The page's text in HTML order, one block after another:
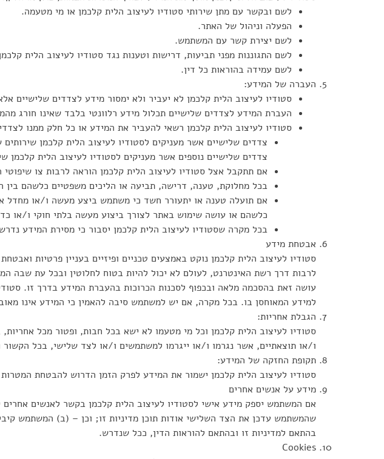
לשם ובקשר עם מתן שירותי סטודיו לעיצוב הלית קלכמן או מי מטעמה.
הפעלה וניהול של האתר.
לשם יצירת קשר עם המשתמש.
לשם התגוננות מפני תביעות, דרישות וטענות נגד סטודיו לעיצוב הלית
לשם עמידה בהוראות כל דין.
העברה של המידע:
סטודיו לעיצוב הלית קלכמן לא יעביר ולא ימסור מידע לצדדים שלישיים
העברת המידע לצדדים שלישיים תכלול מידע רלוונטי בלבד שאינו חורג
סטודיו לעיצוב הלית קלכמן רשאי להעביר את המידע או כל חלק ממנו
צדדים שלישיים אשר מעניקים לסטודיו לעיצוב הלית קלכמן שירותים
צדדים שלישיים נוספים אשר מעניקים לסטודיו לעיצוב הלית קלכמן
אם תתקבל אצל סטודיו לעיצוב הלית קלכמן הוראה לרבות צו
בכל מחלוקת, טענה, דרישה, תביעה או הליכים משפטיים כלשהם בין
אם תועלה טענה או יתעורר חשד כי משתמש ביצע מעשה ו/או מחדל
כלשהם או עושה שימוש באתר לצורך ביצוע מעשה בלתי חוקי ו/או
בכל מקרה שסטודיו לעיצוב הלית קלכמן יסבור כי מסירת המידע
אבטחת מידע
סטודיו לעיצוב הלית קלכמן נוקט באמצעים טכניים ופיזיים בעניין פרטיות
לרבות דרך רשת האינטרנט, לעולם לא יכול להיות בטוח לחלוטין ובכל עת
עושה זאת בהסכמה מלאה ובכפוף לסכנות הכרוכות בהעברת המידע בדרך זו.
למידע המאוחסן בו. בכל מקרה, אם יש למשתמש סיבה להאמין כי המידע אינו
הגבלת אחריות:
סטודיו לעיצוב הלית קלכמן וכל מי מטעמו לא ישא בכל חבות, ופטור מכל
ו/או תוצאתיים, אשר נגרמו ו/או ייגרמו למשתמשים ו/או לצד שלישי, בכל
תקופת החזקה של המידע:
סטודיו לעיצוב הלית קלכמן ישמור את המידע לפרק הזמן הדרוש להבטחת המטרות
מידע על אנשים אחרים
אם המשתמש יספק מידע אישי לסטודיו לעיצוב הלית קלכמן בקשר לאנשים
שהמשתמש עדכן את הצד השלישי אודות תוכן מדיניות זו; וכן – (ב) המשתמש
בהתאם למדיניות זו ובהתאם להוראות הדין, ככל שנדרש.
Cookies